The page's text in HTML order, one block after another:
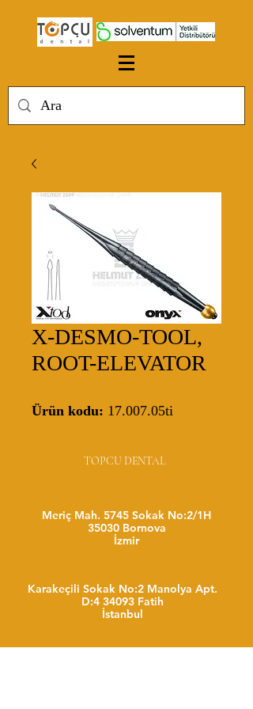
X-DESMO-TOOL,
ROOT-ELEVATOR
Ürün kodu: 17.007.05ti
TOPCU DENTAL
Meriç Mah. 5745 Sokak No:2/1H
35030 Bornova
İzmir
Karakeçili Sokak No:2 Manolya Apt.
D:4 34093 Fatih
İstanbul